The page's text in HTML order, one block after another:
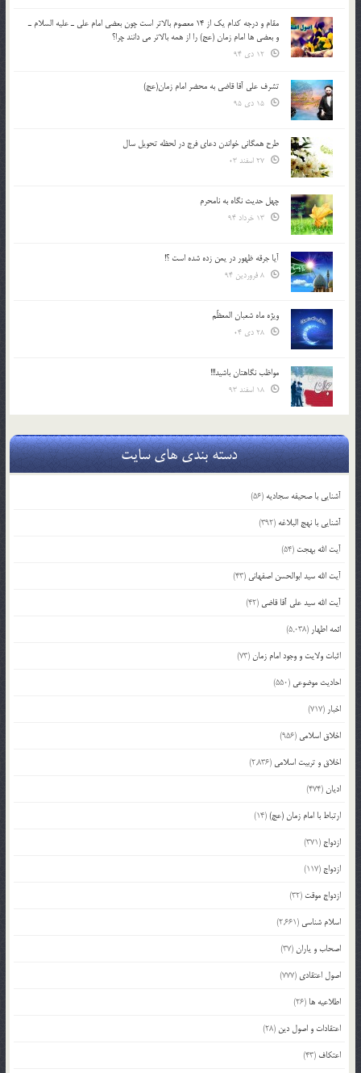
مقام و درجه كدام يك از 14 معصوم بالاتر است چون بعضي امام علي ـ عليه السلام ـ
و بعضي ها امام زمان (عج) را از همه بالاتر مي دانند چرا؟
تشرف علي آقا قاضي به محضر امام زمان(عج)
طرح همگانی خواندن دعای فرج در لحظه تحویل سال
چهل حدیث نگاه به نامحرم
آیا جرقه ظهور در یمن زده شده است ؟!
ویژه ماه شعبان المعظّم
مواظب نگاهتان باشید!!!
دسته بندی های سایت
آشنایی با صحیفه سجادیه (56)
آشنایی با نهج البلاغه (392)
آیت الله بهجت (54)
آیت الله سید ابوالحسن اصفهانی (43)
آیت الله سید علی آقا قاضی (42)
ائمه اطهار (5,038)
اثبات ولایت و وجود امام زمان(73)
احادیث موضوعی (550)
اخبار (717)
اخلاق اسلامی (956)
اخلاق و تربیت اسلامی (2,836)
ادیان(474)
ارتباط با امام زمان (عج)(14)
ازدواج (371)
ازدواج (117)
ازدواج موقت (32)
اسلام شناسی (2,661)
اصحاب و یاران(37)
اصول اعتقادی (777)
اطلاعیه ها (26)
اعتقادات و اصول دین (28)
اعتکاف (43)